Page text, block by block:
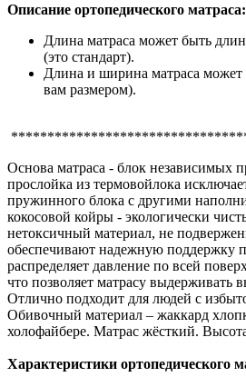
Описание ортопедического матраса:
Длина матраса может быть
(это стандарт).
Длина и ширина матраса
вам размером).
Основа матраса - блок независимых
прослойка из термовойлока
пружинного блока с другими
кокосовой койры - экологически
нетоксичный материал, не
обеспечивают надежную поддержку
распределяет давление по всей
что позволяет матрасу выдерживать
Отлично подходит для людей с
Обивочный материал – жаккард
холофайбере. Матрас жёсткий.
Характеристики ортопедического